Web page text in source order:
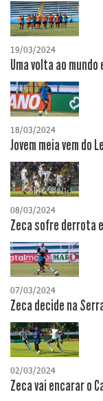
19/03/2024
Uma volta ao
18/03/2024
Jovem meia vem do
08/03/2024
Zeca sofre derrota
07/03/2024
Zeca decide na
02/03/2024
Zeca vai encarar o